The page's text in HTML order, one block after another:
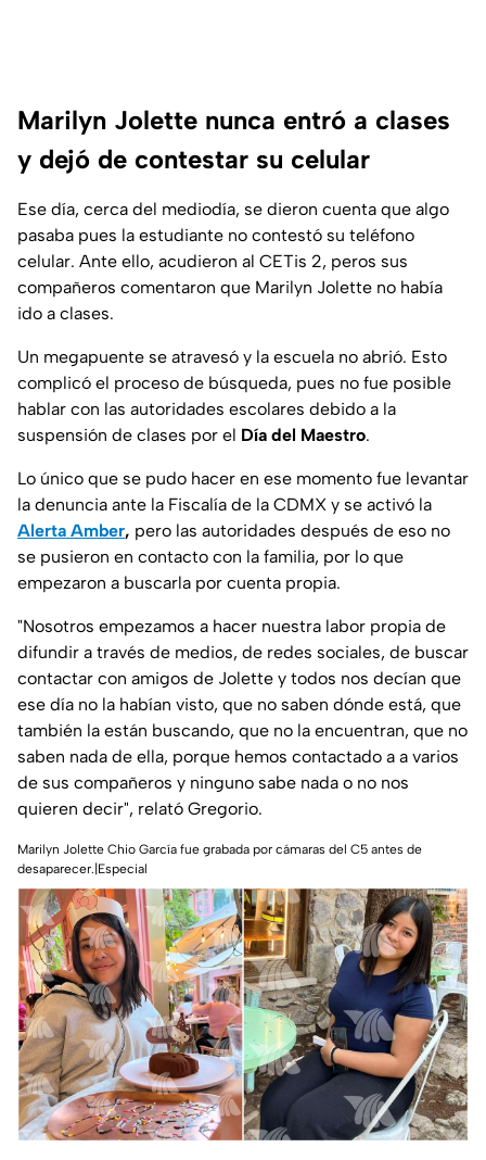
Marilyn Jolette nunca entró a clases
y dejó de contestar su celular
Ese día, cerca del mediodía, se dieron cuenta que algo
pasaba pues la estudiante no contestó su teléfono
celular. Ante ello, acudieron al CETis 2, peros sus
compañeros comentaron que Marilyn Jolette no había
ido a clases.
Un megapuente se atravesó y la escuela no abrió. Esto
complicó el proceso de búsqueda, pues no fue posible
hablar con las autoridades escolares debido a la
suspensión de clases por el Día del Maestro.
Lo único que se pudo hacer en ese momento fue levantar
la denuncia ante la Fiscalía de la CDMX y se activó la
Alerta Amber, pero las autoridades después de eso no
se pusieron en contacto con la familia, por lo que
empezaron a buscarla por cuenta propia.
"Nosotros empezamos a hacer nuestra labor propia de
difundir a través de medios, de redes sociales, de buscar
contactar con amigos de Jolette y todos nos decían que
ese día no la habían visto, que no saben dónde está, que
también la están buscando, que no la encuentran, que no
saben nada de ella, porque hemos contactado a a varios
de sus compañeros y ninguno sabe nada o no nos
quieren decir", relató Gregorio.
Marilyn Jolette Chio García fue grabada por cámaras del C5 antes de
desaparecer.|Especial